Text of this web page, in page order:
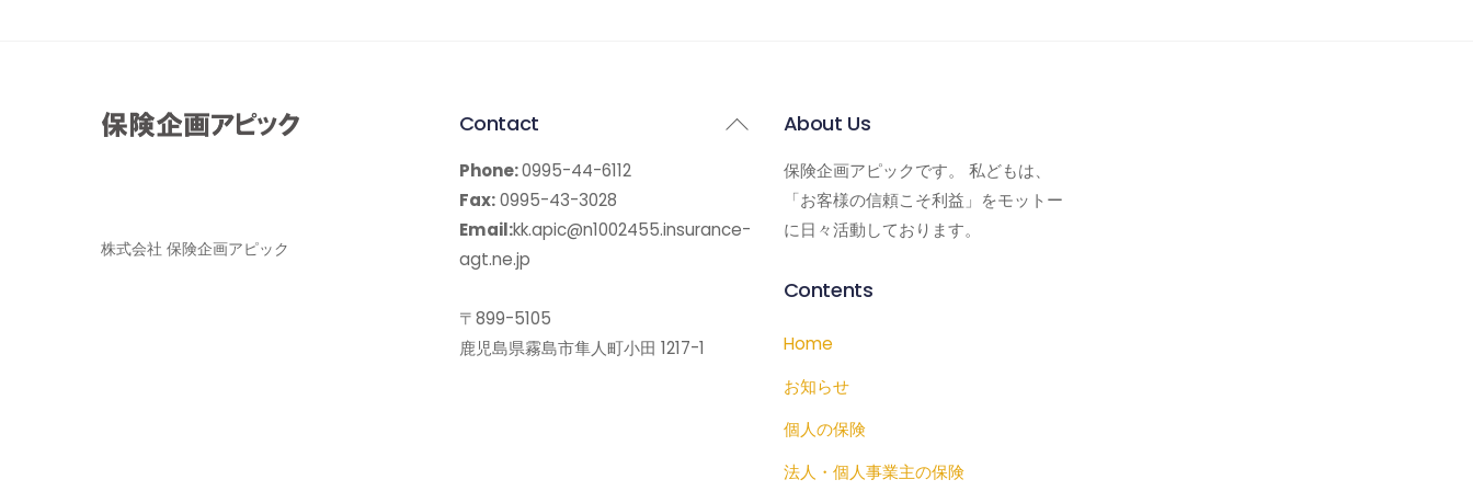
Back
株式会社 保険企画アピック
Contact
Phone:0995-44-6112
Fax:0995-43-3028
Email:kk.apic@n1002455.insurance-
agt.ne.jp
〒899-5105
鹿児島県霧島市隼人町小田 1217-1
About Us
保険企画アピックです。 私どもは、
「お客様の信頼こそ利益」をモットー
に日々活動しております。
Contents
Home
お知らせ
個人の保険
法人・個人事業主の保険